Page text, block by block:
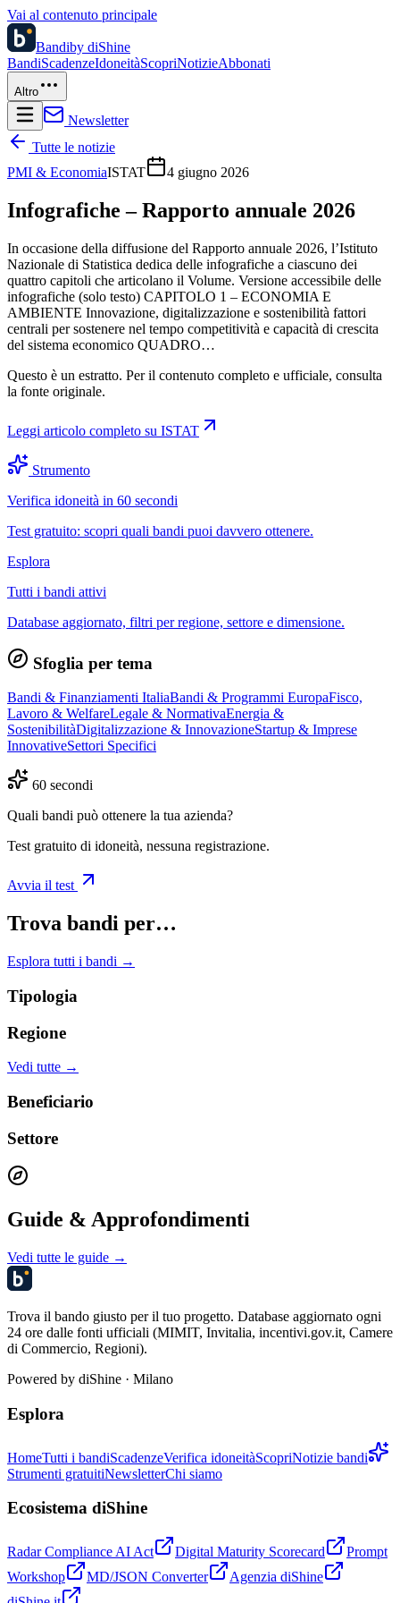
Vai al contenuto principale
Bandiby diShine
BandiScadenzeIdoneitàScopriNotizieAbbonati
Altro
Newsletter
Tutte le notizie
PMI & EconomiaISTAT 4 giugno 2026
Infografiche – Rapporto annuale 2026
In occasione della diffusione del Rapporto annuale 2026, l’Istituto
Nazionale di Statistica dedica delle infografiche a ciascuno dei
quattro capitoli che articolano il Volume. Versione accessibile delle
infografiche (solo testo) CAPITOLO 1 – ECONOMIA E
AMBIENTE Innovazione, digitalizzazione e sostenibilità fattori
centrali per sostenere nel tempo competitività e capacità di crescita
del sistema economico QUADRO…
Questo è un estratto. Per il contenuto completo e ufficiale, consulta
la fonte originale.
Leggi articolo completo su ISTAT
Strumento
Verifica idoneità in 60 secondi
Test gratuito: scopri quali bandi puoi davvero ottenere.
Esplora
Tutti i bandi attivi
Database aggiornato, filtri per regione, settore e dimensione.
Sfoglia per tema
Bandi & Finanziamenti ItaliaBandi & Programmi EuropaFisco,
Lavoro & WelfareLegale & NormativaEnergia &
SostenibilitàDigitalizzazione & InnovazioneStartup & Imprese
InnovativeSettori Specifici
60 secondi
Quali bandi può ottenere la tua azienda?
Test gratuito di idoneità, nessuna registrazione.
Avvia il test
Trova bandi per…
Esplora tutti i bandi →
Tipologia
Regione
Vedi tutte →
Beneficiario
Settore
Guide & Approfondimenti
Vedi tutte le guide →
Trova il bando giusto per il tuo progetto. Database aggiornato ogni
24 ore dalle fonti ufficiali (MIMIT, Invitalia, incentivi.gov.it, Camere
di Commercio, Regioni).
Powered by diShine · Milano
Esplora
HomeTutti i bandiScadenzeVerifica idoneitàScopriNotizie bandi
Strumenti gratuitiNewsletterChi siamo
Ecosistema diShine
Radar Compliance AI Act Digital Maturity Scorecard
Prompt
Workshop
MD/JSON Converter
Agenzia diShine